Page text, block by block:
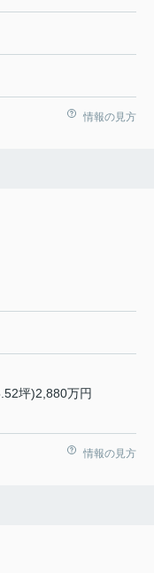
情報の見方
坪)2,880万円
情報の見方